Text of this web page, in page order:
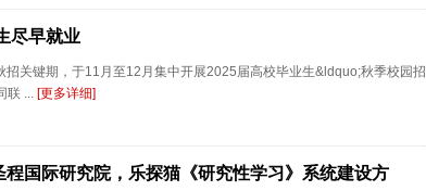
尽早就业
招关键期，于11月至12月集中开展2025届高校毕业生&ldquo;秋季校园招
联 ... [更多详细]
程国际研究院，乐探猫《研究性学习》系统建设方